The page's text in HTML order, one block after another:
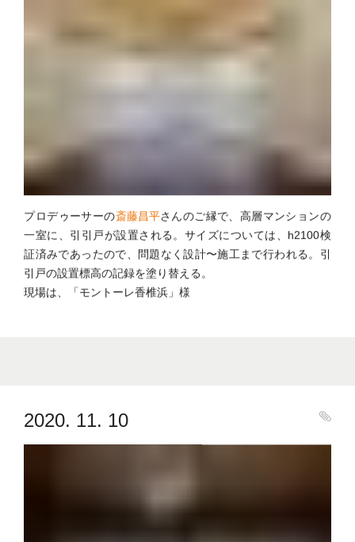
プロデゥーサーの斎藤昌平さんのご縁で、高層マンションの
一室に、引引戸が設置される。サイズについては、h2100検
証済みであったので、問題なく設計〜施工まで行われる。引
引戸の設置標高の記録を塗り替える。
現場は、「モントーレ香椎浜」様
2020. 11. 10